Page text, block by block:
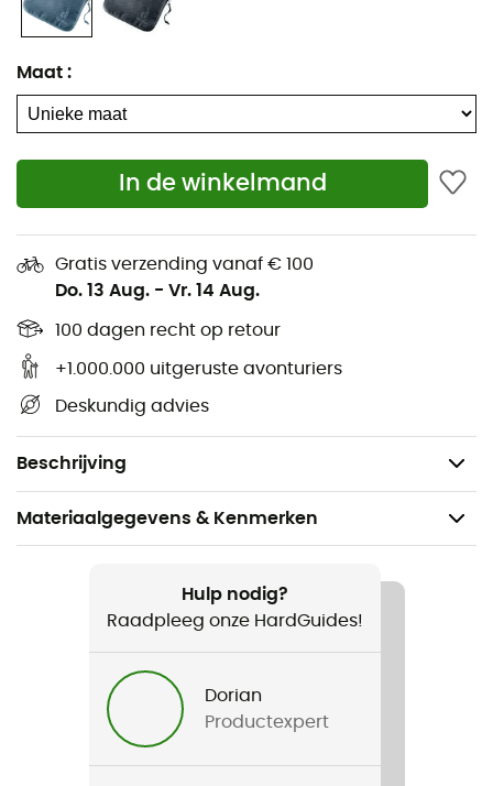
Maat :
In de winkelmand
Gratis verzending vanaf € 100
Do. 13 Aug. - Vr. 14 Aug.
100 dagen recht op retour
+1.000.000 uitgeruste avonturiers
Deskundig advies
Beschrijving
efficiënt te organiseren. Gemaakt van slijtvaste
materialen, belooft het u te vergezellen op al uw
uitstapjes, of ze nu stedelijk zijn of in de wilde natuur.
Hoofdvak met klep en ritssluiting
Groot ritsvak voor bankbiljetten
Opbergvakken
Zonder PFAS
Bluesign® product
Gerecycled materiaal
Afmetingen: 10,5 x 13,5 x 2 cm
Gewicht: 40 g
Materiaalgegevens & Kenmerken
Reizen / Dagelijks Leven
Heren / Dames
Hulp nodig?
Raadpleeg onze HardGuides!
Dorian
Productexpert